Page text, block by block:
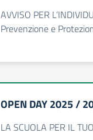
AVVISO PER
Prevenzione e
OPEN DAY 2025 /
LA SCUOLA PER IL